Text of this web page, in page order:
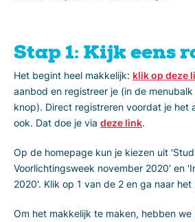
Stap 1: Kijk eens
Het begint heel makkelijk: klik op deze
aanbod en registreer je (in de
knop). Direct registreren voordat je het
ook. Dat doe je via deze link.
Op de homepage kun je kiezen uit
Voorlichtingsweek november 2020' en
2020'. Klik op 1 van de 2 en ga naar het
Om het makkelijk te maken, hebben